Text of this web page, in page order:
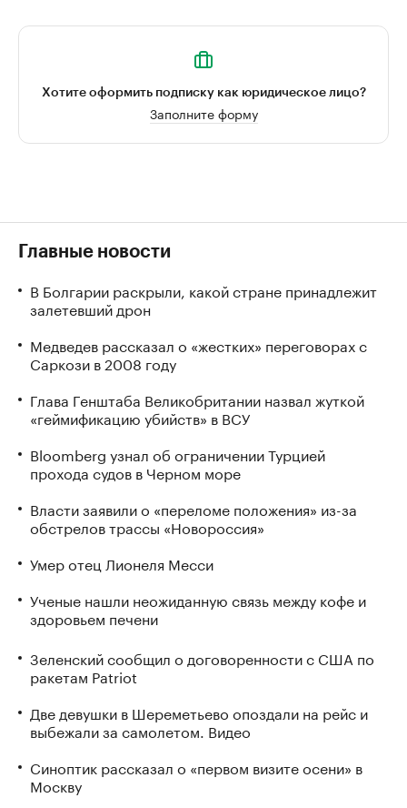
Хотите оформить подписку как юридическое лицо?
Заполните форму
Главные новости
В Болгарии раскрыли, какой стране принадлежит
залетевший дрон
Медведев рассказал о «жестких» переговорах с
Саркози в 2008 году
Глава Генштаба Великобритании назвал жуткой
«геймификацию убийств» в ВСУ
Bloomberg узнал об ограничении Турцией
прохода судов в Черном море
Власти заявили о «переломе положения» из-за
обстрелов трассы «Новороссия»
Умер отец Лионеля Месси
Ученые нашли неожиданную связь между кофе и
здоровьем печени
Зеленский сообщил о договоренности с США по
ракетам Patriot
Две девушки в Шереметьево опоздали на рейс и
выбежали за самолетом. Видео
Синоптик рассказал о «первом визите осени» в
Москву